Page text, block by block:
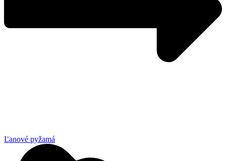
Ľanové pyžamá